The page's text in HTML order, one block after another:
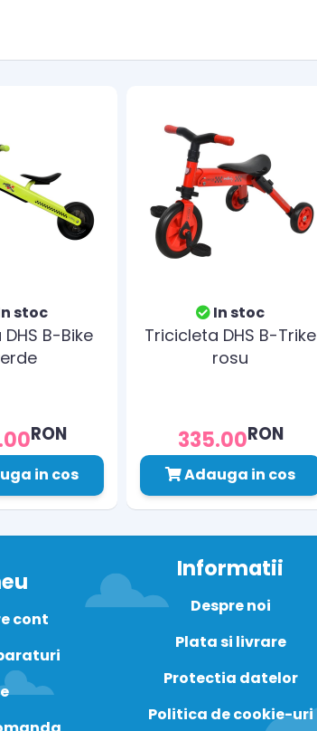
stoc
B-Bike
RON
in cos
In stoc
Tricicleta DHS B-Trike
rosu
335.00RON
Adauga in cos
cont
Informatii
Despre noi
Plata si livrare
Protectia datelor
Politica de cookie-uri